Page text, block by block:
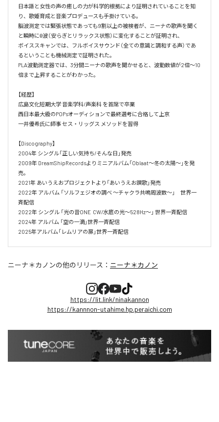
日本語と女性の声の癒しの力が科学的根拠により証明されていることを知
り、歌姫育成と音楽プロデュースも手掛けている。
脳波測定では緊張状態であっても9割以上の被検者が、ニーナの歌声を聞く
と瞬時にθ波（安らぎとリラックス状態）に変化することが証明され、
ボイススキャンでは、フルボイスサウンド（全ての意識と調和する声）であ
るということも機械測定で証明された。
PLA波動測定器では、3分間ニーナの歌声を聞かせると、波動数値が2倍～10
倍まで上昇することがわかった。
【経歴】
広島文化短期大学 音楽学科/声楽科 を首席で卒業
西日本最大級のPOPsオーディションで最終選考に合格して上京
一井優希氏に師事 セス・リッグス メソッドを習得
【Discography】
2004年 シングル「正しい気持ち/そんな日」発売
2009年 DreamShipRecordsよりミニアルバム「Oblaat～冬の太陽～」を発
売。
2021年 あいうえおプロジェクトより「あいうえお讃歌」発売
2022年 アルバム 「ソルフェジオの調べ ～チャクラ共鳴周波数～」　世界一
斉配信
2022年 シングル 「光の音ONE  CW/水底の光～528Hz～」 世界一斉配信
2024年 アルバム 「空の一滴」世界一斉配信
2025年アルバム「レムリアの扉」世界一斉配信
ニーナ＊カノンの他のリリース： ニーナ＊カノン
https://lit.link/ninakannon
https://kannnon-utahime.hp.peraichi.com